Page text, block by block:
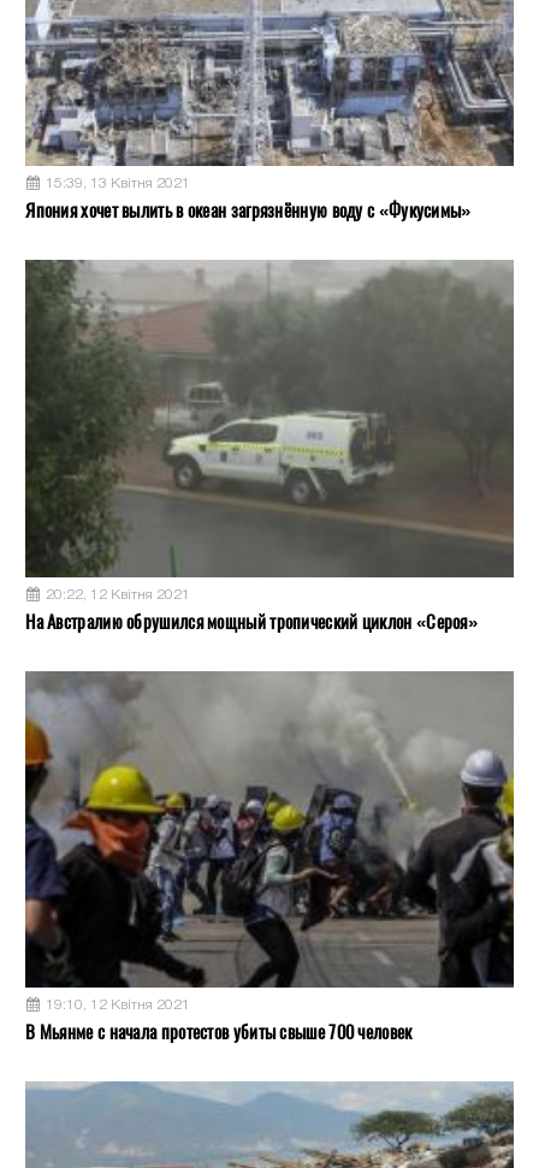
15:39, 13 Квітня 2021
Япония хочет вылить в океан загрязнённую воду с «Фукусимы»
20:22, 12 Квітня 2021
На Австралию обрушился мощный тропический циклон «Сероя»
19:10, 12 Квітня 2021
В Мьянме с начала протестов убиты свыше 700 человек